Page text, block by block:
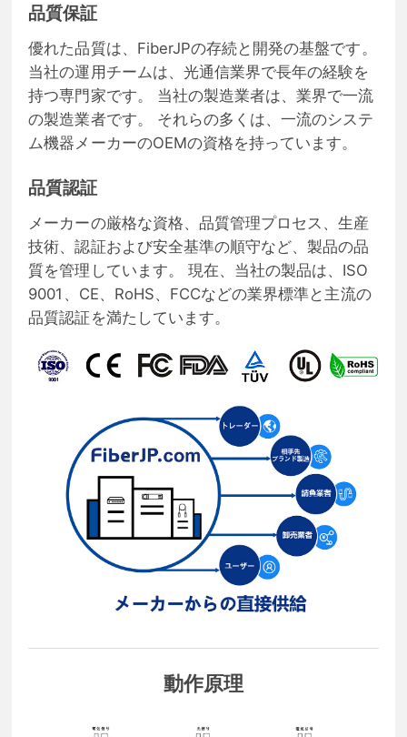
品質保証
優れた品質は、FiberJPの存続と開発の基盤です。
当社の運用チームは、光通信業界で長年の経験を
持つ専門家です。 当社の製造業者は、業界で一流
の製造業者です。 それらの多くは、一流のシステ
ム機器メーカーのOEMの資格を持っています。
品質認証
メーカーの厳格な資格、品質管理プロセス、生産
技術、認証および安全基準の順守など、製品の品
質を管理しています。 現在、当社の製品は、ISO
9001、CE、RoHS、FCCなどの業界標準と主流の
品質認証を満たしています。
動作原理